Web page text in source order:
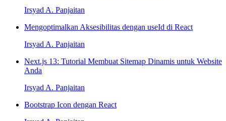
Irsyad A. Panjaitan
Mengoptimalkan Aksesibilitas dengan useId di React
Irsyad A. Panjaitan
Next.js 13: Tutorial Membuat Sitemap Dinamis untuk Website
Anda
Irsyad A. Panjaitan
Bootstrap Icon dengan React